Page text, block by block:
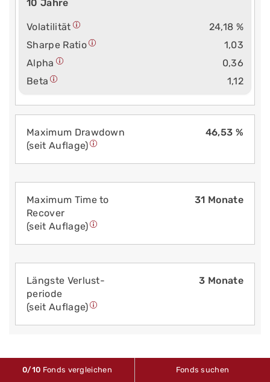
10 Jahre
Volatilität
24,18 %
Sharpe Ratio
1,03
Alpha
0,36
Beta
1,12
Maximum Drawdown
(seit Auflage)
46,53 %
Maximum Time to
Recover
(seit Auflage)
31 Monate
Längste Verlust­
periode
(seit Auflage)
3 Monate
VERKAUFS­UNTERLAGEN
0/10 Fonds vergleichen Fonds suchen